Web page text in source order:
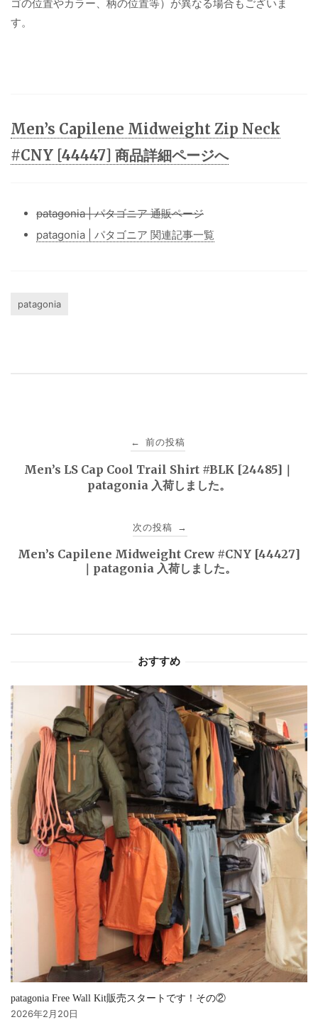
ゴの位置やカラー、柄の位置等）が異なる場合もございま
す。
Men’s Capilene Midweight Zip Neck
#CNY [44447] 商品詳細ページへ
patagonia | パタゴニア 通販ページ
patagonia | パタゴニア 関連記事一覧
patagonia
ゲ
← 前の投稿
Men’s LS Cap Cool Trail Shirt #BLK [24485]｜
patagonia 入荷しました。
次の投稿 →
Men’s Capilene Midweight Crew #CNY [44427]
｜patagonia 入荷しました。
おすすめ
patagonia Free Wall Kit販売スタートです！その②
2026年2月20日